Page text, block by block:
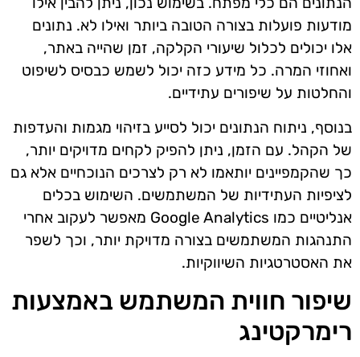
מודעות פועלות בצורה הטובה ביותר ואילו לא. נתונים
אלו יכולים לכלול שיעורי הקלקה, זמן שהייה באתר,
ואחוזי המרה. כל מידע כזה יכול לשמש כבסיס לשיפוט
והחלטות על שיפורים עתידיים.
בנוסף, ניתוח הנתונים יכול לסייע בזיהוי מגמות והעדפות
של הקהל. עם הזמן, ניתן להפיק לקחים מדויקים יותר,
כך שהקמפיינים יותאמו לא רק לצרכים הנוכחיים אלא גם
לציפיות העתידיות של המשתמשים. השימוש בכלים
אנליטיים כמו Google Analytics מאפשר לעקוב אחרי
התנהגות המשתמשים בצורה מדויקת יותר, וכך לשפר
את האסטרטגיות השיווקיות.
שיפור חווית המשתמש באמצעות
רימרקטינג